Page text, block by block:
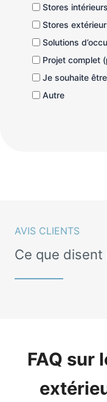
Stores intérieurs
Stores
Solutions
Projet complet
Je souhaite
Autre
AVIS CLIENTS
Ce que
FAQ sur